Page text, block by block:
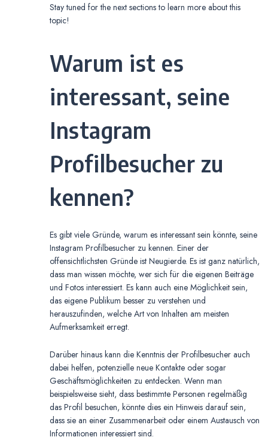
Stay tuned for the next sections to learn more about this
topic!
Warum ist es
interessant, seine
Instagram
Profilbesucher zu
kennen?
Es gibt viele Gründe, warum es interessant sein könnte, seine
Instagram Profilbesucher zu kennen. Einer der
offensichtlichsten Gründe ist Neugierde. Es ist ganz natürlich,
dass man wissen möchte, wer sich für die eigenen Beiträge
und Fotos interessiert. Es kann auch eine Möglichkeit sein,
das eigene Publikum besser zu verstehen und
herauszufinden, welche Art von Inhalten am meisten
Aufmerksamkeit erregt.
Darüber hinaus kann die Kenntnis der Profilbesucher auch
dabei helfen, potenzielle neue Kontakte oder sogar
Geschäftsmöglichkeiten zu entdecken. Wenn man
beispielsweise sieht, dass bestimmte Personen regelmäßig
das Profil besuchen, könnte dies ein Hinweis darauf sein,
dass sie an einer Zusammenarbeit oder einem Austausch von
Informationen interessiert sind.